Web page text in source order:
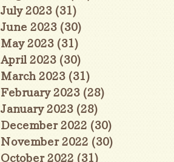
July 2023 (31)
June 2023 (30)
May 2023 (31)
April 2023 (30)
March 2023 (31)
February 2023 (28)
January 2023 (28)
December 2022 (30)
November 2022 (30)
October 2022 (31)